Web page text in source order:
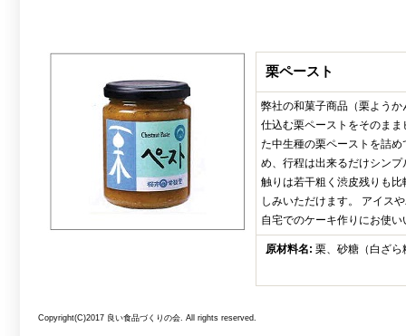
栗ペースト
弊社の和菓子商品（栗よう
仕込む栗ペーストをそのま
た中生種の栗ペーストを詰
め、行程は出来るだけシン
触りは若干粗く渋皮残りも
しみいただけます。 アイス
自宅でのケーキ作りにお使
原材料名: 栗、砂糖（白ざ
Copyright(C)2017 良い食品づくりの会. All rights reserved.